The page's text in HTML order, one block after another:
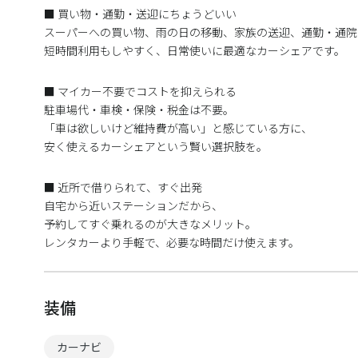
■ 買い物・通勤・送迎にちょうどいい
スーパーへの買い物、雨の日の移動、家族の送迎、通勤・通
短時間利用もしやすく、日常使いに最適なカーシェアです。
■ マイカー不要でコストを抑えられる
駐車場代・車検・保険・税金は不要。
「車は欲しいけど維持費が高い」と感じている方に、
安く使えるカーシェアという賢い選択肢を。
■ 近所で借りられて、すぐ出発
自宅から近いステーションだから、
予約してすぐ乗れるのが大きなメリット。
レンタカーより手軽で、必要な時間だけ使えます。
装備
カーナビ